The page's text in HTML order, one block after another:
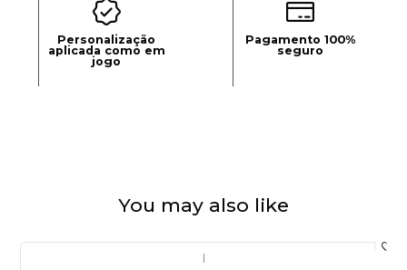
Personalização
aplicada como em
jogo
Pagamento 100%
seguro
You may also like
|